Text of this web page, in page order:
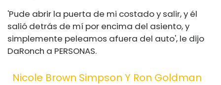
'Pude abrir la puerta de mi costado y salir, y él
salió detrás de mí por encima del asiento, y
simplemente peleamos afuera del auto', le dijo
DaRonch a PERSONAS.
Nicole Brown Simpson Y Ron Goldman